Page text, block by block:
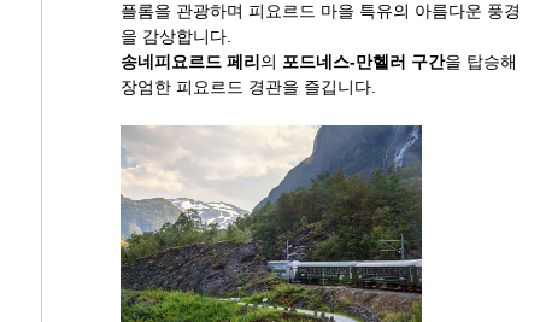
플롬을 관광하며 피요르드 마을 특유의 아름다운 풍경
을 감상합니다.
송네피요르드 페리 의 포드네스-만헬러 구간을 탑승해
장엄한 피요르드 경관을 즐깁니다.